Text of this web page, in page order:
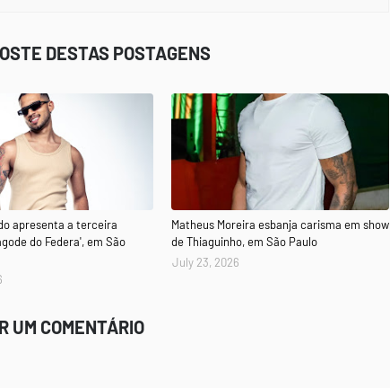
DESTAS POSTAGENS
apresenta a terceira
do Federa', em São
Matheus Moreira esbanja carisma em show
de Thiaguinho, em São Paulo
July 23, 2026
UM COMENTÁRIO